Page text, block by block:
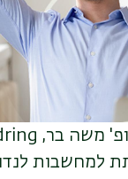
משה בר,
למחשבות